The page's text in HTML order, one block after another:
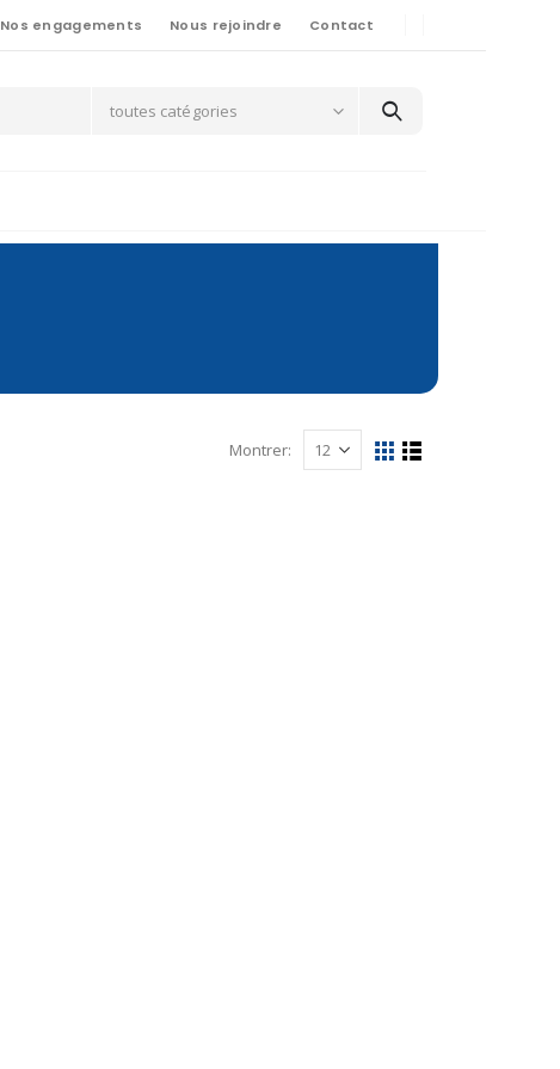
Nos engagements Nous rejoindre Contact
toutes catégories
Montrer: